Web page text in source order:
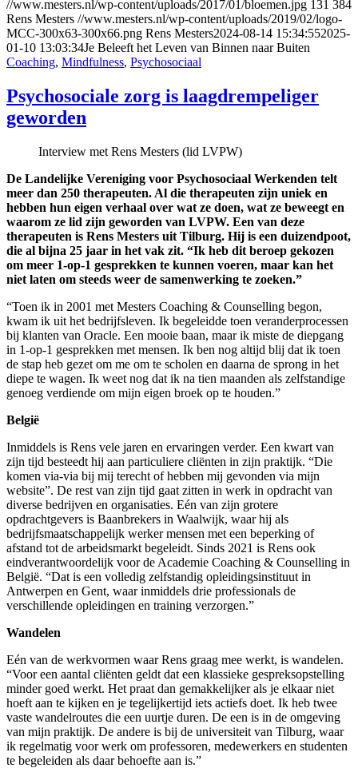
//www.mesters.nl/wp-content/uploads/2017/01/bloemen.jpg 131 384
Rens Mesters //www.mesters.nl/wp-content/uploads/2019/02/logo-
MCC-300x63-300x66.png Rens Mesters2024-08-14 15:34:552025-
01-10 13:03:34Je Beleeft het Leven van Binnen naar Buiten
Coaching, Mindfulness, Psychosociaal
Psychosociale zorg is laagdrempeliger
geworden
Interview met Rens Mesters (lid LVPW)
De Landelijke Vereniging voor Psychosociaal Werkenden telt
meer dan 250 therapeuten. Al die therapeuten zijn uniek en
hebben hun eigen verhaal over wat ze doen, wat ze beweegt en
waarom ze lid zijn geworden van LVPW. Een van deze
therapeuten is Rens Mesters uit Tilburg. Hij is een duizendpoot,
die al bijna 25 jaar in het vak zit. “Ik heb dit beroep gekozen
om meer 1-op-1 gesprekken te kunnen voeren, maar kan het
niet laten om steeds weer de samenwerking te zoeken.”
“Toen ik in 2001 met Mesters Coaching & Counselling begon,
kwam ik uit het bedrijfsleven. Ik begeleidde toen veranderprocessen
bij klanten van Oracle. Een mooie baan, maar ik miste de diepgang
in 1-op-1 gesprekken met mensen. Ik ben nog altijd blij dat ik toen
de stap heb gezet om me om te scholen en daarna de sprong in het
diepe te wagen. Ik weet nog dat ik na tien maanden als zelfstandige
genoeg verdiende om mijn eigen broek op te houden.”
België
Inmiddels is Rens vele jaren en ervaringen verder. Een kwart van
zijn tijd besteedt hij aan particuliere cliënten in zijn praktijk. “Die
komen via-via bij mij terecht of hebben mij gevonden via mijn
website”. De rest van zijn tijd gaat zitten in werk in opdracht van
diverse bedrijven en organisaties. Eén van zijn grotere
opdrachtgevers is Baanbrekers in Waalwijk, waar hij als
bedrijfsmaatschappelijk werker mensen met een beperking of
afstand tot de arbeidsmarkt begeleidt. Sinds 2021 is Rens ook
eindverantwoordelijk voor de Academie Coaching & Counselling in
België. “Dat is een volledig zelfstandig opleidingsinstituut in
Antwerpen en Gent, waar inmiddels drie professionals de
verschillende opleidingen en training verzorgen.”
Wandelen
Eén van de werkvormen waar Rens graag mee werkt, is wandelen.
“Voor een aantal cliënten geldt dat een klassieke gespreksopstelling
minder goed werkt. Het praat dan gemakkelijker als je elkaar niet
hoeft aan te kijken en je tegelijkertijd iets actiefs doet. Ik heb twee
vaste wandelroutes die een uurtje duren. De een is in de omgeving
van mijn praktijk. De andere is bij de universiteit van Tilburg, waar
ik regelmatig voor werk om professoren, medewerkers en studenten
te begeleiden als daar behoefte aan is.”